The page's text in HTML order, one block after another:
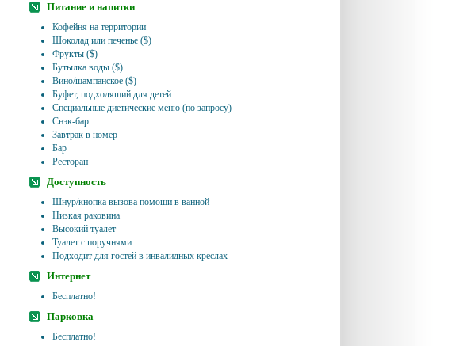
Питание и напитки
Кофейня на территории
Шоколад или печенье ($)
Фрукты ($)
Бутылка воды ($)
Вино/шампанское ($)
Буфет, подходящий для детей
Специальные диетические меню (по запросу)
Снэк-бар
Завтрак в номер
Бар
Ресторан
Доступность
Шнур/кнопка вызова помощи в ванной
Низкая раковина
Высокий туалет
Туалет с поручнями
Подходит для гостей в инвалидных креслах
Интернет
Бесплатно!
Парковка
Бесплатно!